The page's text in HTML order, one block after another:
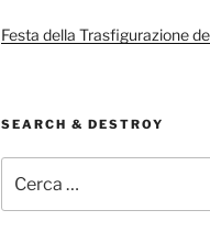
Festa della Trasfigurazione
SEARCH & DESTROY